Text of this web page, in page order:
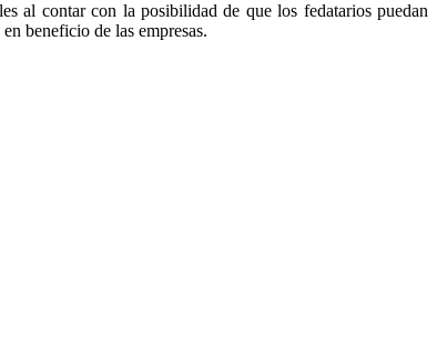
al contar con la posibilidad de que los fedatarios puedan
beneficio de las empresas.